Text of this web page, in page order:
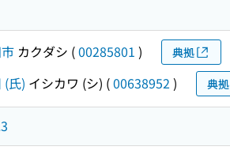
カクダシ (00285801 ) 典拠
(氏) イシカワ (シ) (00638952 ) 典拠